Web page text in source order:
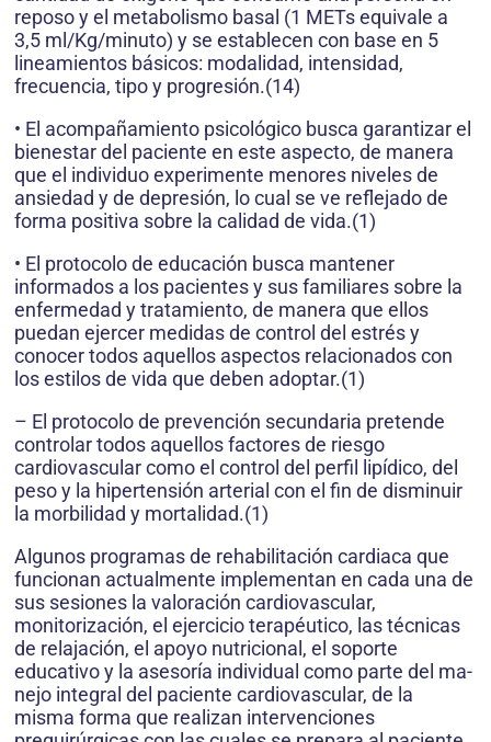
reposo y el metabolismo ba­sal (1 METs equivale a
3,5 ml/Kg/minuto) y se establecen con base en 5
lineamientos básicos: modali­dad, intensidad,
frecuencia, tipo y progresión.(14)
• El acompañamiento psicológico bus­ca garantizar el
bienestar del pa­ciente en este aspecto, de manera
que el individuo experimente me­nores niveles de
ansiedad y de de­presión, lo cual se ve reflejado de
forma positiva sobre la calidad de vida.(1)
• El protocolo de educación busca mantener
informados a los pacien­tes y sus familiares sobre la
enfer­medad y tratamiento, de manera que ellos
puedan ejercer medidas de control del estrés y
conocer todos aquellos aspectos relaciona­dos con
los estilos de vida que deben adoptar.(1)
– El protocolo de prevención secun­daria pretende
controlar todos aque­llos factores de riesgo
cardiovas­cular como el control del perfil li­pídico, del
peso y la hipertensión arterial con el fin de disminuir
la morbilidad y mortalidad.(1)
Algunos programas de rehabilitación cardiaca que
funcionan actualmente implementan en cada una de
sus se­siones la valoración cardiovascular,
monitorización, el ejercicio terapéuti­co, las técnicas
de relajación, el apoyo nutricional, el soporte
educativo y la asesoría individual como parte del ma­
nejo integral del paciente cardiovas­cular, de la
misma forma que realizan intervenciones